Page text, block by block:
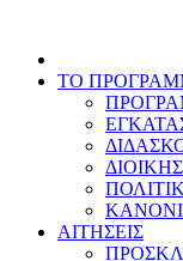
ΤΟ
ΑΙΤΗΣΕΙΣ